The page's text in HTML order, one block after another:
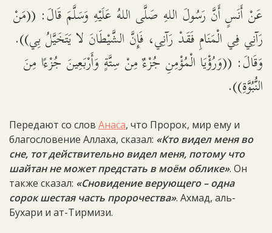
عَنْ أَنَسٍ أَنَّ رَسُولَ اللهِ صَلَّى اللهُ عَلَيْهِ وَسَلَّمَ قَالَ: ((مَنْ
رَآنِي فِي الْمَنَامِ فَقَدْ رَآنِي، فَإِنَّ الشَّيْطَانَ لا يَتَخَيَّلُ بِي)).
وَقَالَ: ((وَرُؤْيَا الْمُؤْمِنِ جُزْءٌ مِنْ سِتَّةٍ وَأَرْبَعِينَ جُزْءًا مِنَ
النُّبُوَّةِ)).
Передают со слов Анаса, что Пророк, мир ему и
благословение Аллаха, сказал: «Кто видел меня во
сне, тот действительно видел меня, потому что
шайтан не может предстать в моём облике». Он
также сказал: «Сновидение верующего – одна
сорок шестая часть пророчества». Ахмад, аль-
Бухари и ат-Тирмизи.